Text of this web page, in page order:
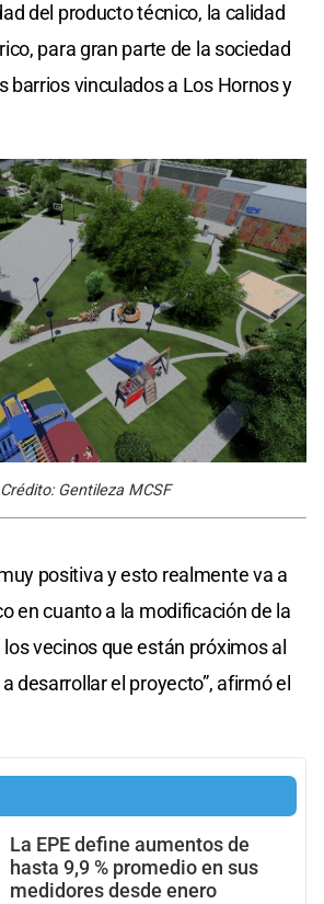
del producto técnico, la calidad
para gran parte de la sociedad
barrios vinculados a Los Hornos y
Gentileza MCSF
positiva y esto realmente va a
en cuanto a la modificación de la
vecinos que están próximos al
desarrollar el proyecto”, afirmó el
La EPE define aumentos de
hasta 9,9 % promedio en sus
medidores desde enero